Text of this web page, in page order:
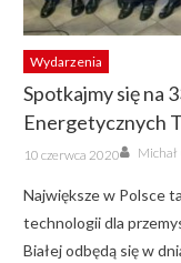
Wydarzenia
Spotkajmy się na
Energetycznych
Posted
on
10 czerwca 2020 Author
Największe w Polsce
technologii dla
Białej odbędą się w